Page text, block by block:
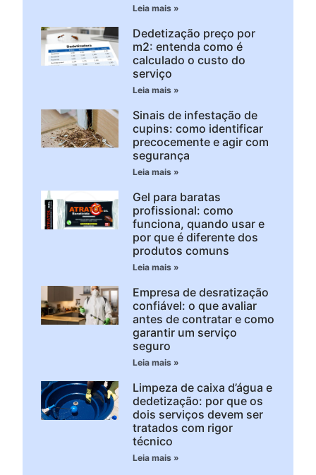
Leia mais »
Dedetização preço por
m2: entenda como é
calculado o custo do
serviço
Leia mais »
Sinais de infestação de
cupins: como identificar
precocemente e agir com
segurança
Leia mais »
Gel para baratas
profissional: como
funciona, quando usar e
por que é diferente dos
produtos comuns
Leia mais »
Empresa de desratização
confiável: o que avaliar
antes de contratar e como
garantir um serviço
seguro
Leia mais »
Limpeza de caixa d’água e
dedetização: por que os
dois serviços devem ser
tratados com rigor
técnico
Leia mais »